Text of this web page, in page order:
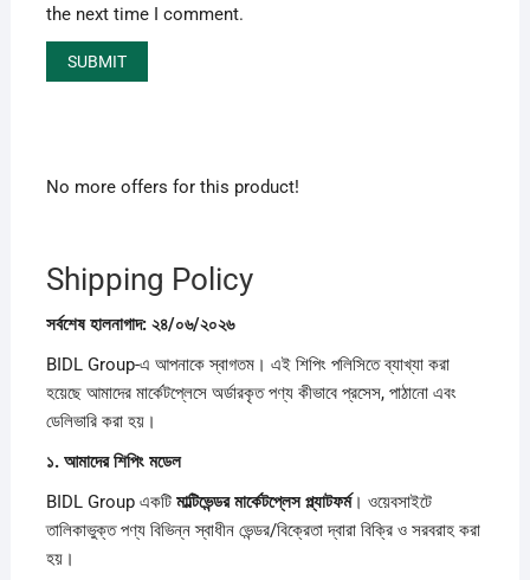
the next time I comment.
No more offers for this product!
Shipping Policy
সর্বশেষহালনাগাদ: ২৪/০৬/২০২৬
BIDL Group-এ আপনাকে স্বাগতম। এই শিপিং পলিসিতে ব্যাখ্যা করা
হয়েছে আমাদের মার্কেটপ্লেসে অর্ডারকৃত পণ্য কীভাবে প্রসেস, পাঠানো এবং
ডেলিভারি করা হয়।
১. আমাদেরশিপিং মডেল
BIDL Group একটি মাল্টিভেন্ডরমার্কেটপ্লেসপ্ল্যাটফর্ম। ওয়েবসাইটে
তালিকাভুক্ত পণ্য বিভিন্ন স্বাধীন ভেন্ডর/বিক্রেতা দ্বারা বিক্রি ও সরবরাহ করা
হয়।